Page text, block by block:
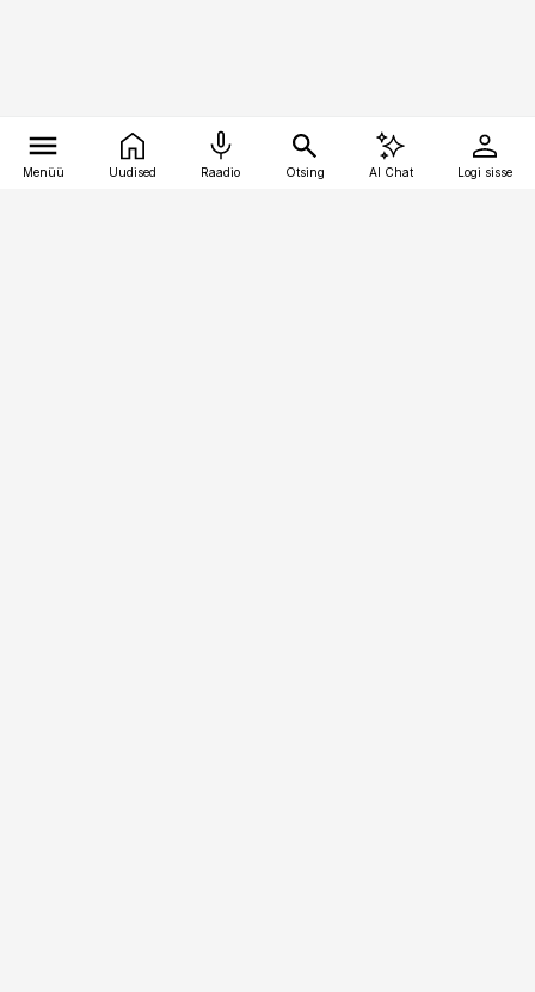
Menüü Uudised Raadio Otsing AI Chat Logi sisse